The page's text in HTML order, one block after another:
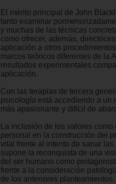
El mérito principal de John
tanto examinar
y muchas de las técnicas
como ofrecer, además,
aplicación a otros
marcos teóricos diferentes de la
resultados experimentales
aplicación.
Con las terapias de tercera
psicología está accediendo a un
más apasionante y difícil de
La inclusión de los valores como
personal en la construcción del
vital frente al intento de sanar las
supone la reconquista de una
del ser humano como
frente a la consideración
de los anteriores planteamientos.